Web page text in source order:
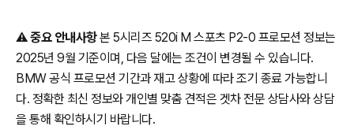
⚠️중요 안내사항본 5시리즈 520i M 스포츠 P2-0 프로모션 정보는
2025년 9월 기준이며, 다음 달에는 조건이 변경될 수 있습니다.
BMW 공식 프로모션 기간과 재고 상황에 따라 조기 종료 가능합니
다. 정확한 최신 정보와 개인별 맞춤 견적은 겟차 전문 상담사와 상담
을 통해 확인하시기 바랍니다.